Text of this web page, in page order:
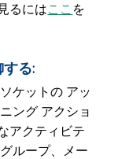
るにはここ を
る:
ケットの アッ
ング アクショ
アクティビテ
ループ、メー